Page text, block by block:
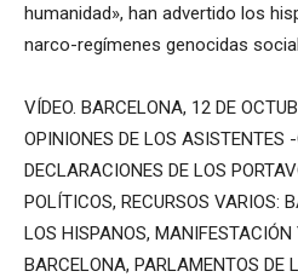
humanidad», han advertido los
narco-regímenes genocidas
VÍDEO. BARCELONA, 12 DE
OPINIONES DE LOS ASISTENTES
DECLARACIONES DE LOS
POLÍTICOS, RECURSOS VARIOS:
LOS HISPANOS,
BARCELONA, PARLAMENTOS DE